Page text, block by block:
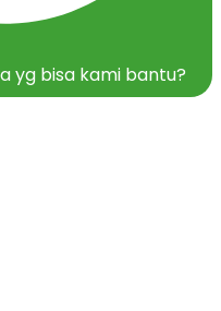
yg bisa kami bantu?